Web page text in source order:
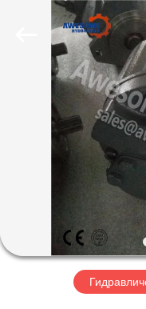
ДОМ
ПРОДУКТЫ
ФАБРИКИ